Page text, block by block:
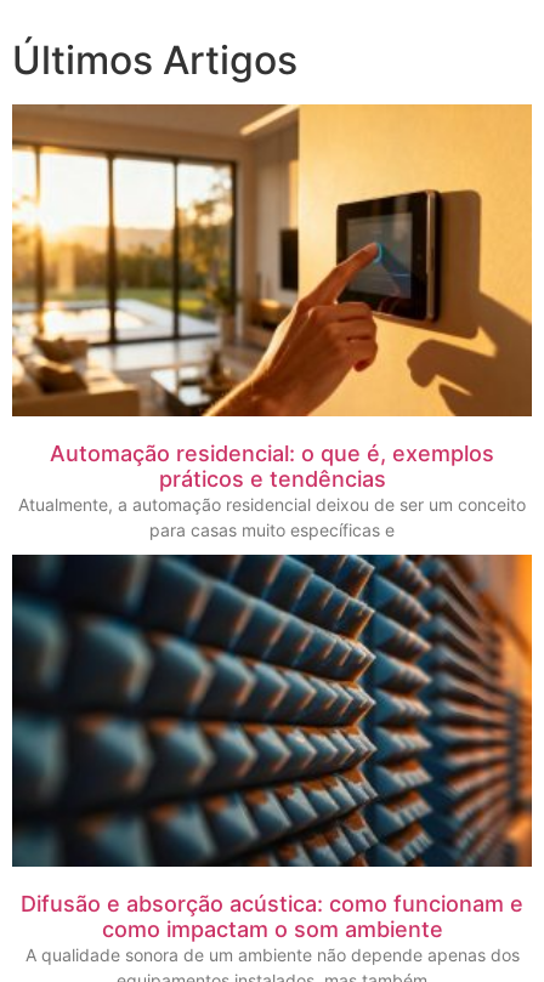
Últimos Artigos
Automação residencial: o que é, exemplos
práticos e tendências
Atualmente, a automação residencial deixou de ser um conceito
para casas muito específicas e
Difusão e absorção acústica: como funcionam e
como impactam o som ambiente
A qualidade sonora de um ambiente não depende apenas dos